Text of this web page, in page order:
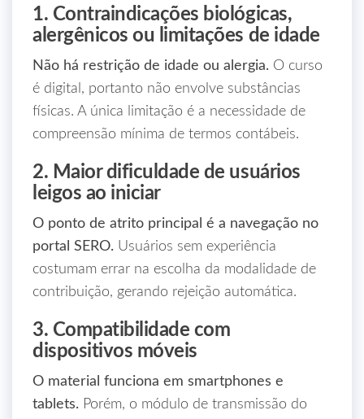
1. Contraindicações biológicas,
alergênicos ou limitações de idade
Não há restrição de idade ou alergia. O curso
é digital, portanto não envolve substâncias
físicas. A única limitação é a necessidade de
compreensão mínima de termos contábeis.
2. Maior dificuldade de usuários
leigos ao iniciar
O ponto de atrito principal é a navegação no
portal SERO. Usuários sem experiência
costumam errar na escolha da modalidade de
contribuição, gerando rejeição automática.
3. Compatibilidade com
dispositivos móveis
O material funciona em smartphones e
tablets. Porém, o módulo de transmissão do